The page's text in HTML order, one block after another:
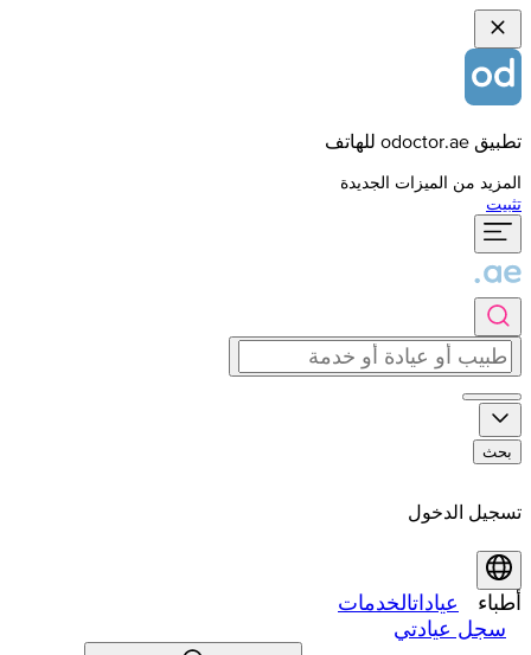
تطبيق odoctor.ae للهاتف
المزيد من الميزات الجديدة
تثبيت
بحث
تسجيل الدخول
أطباء عياداتالخدمات
سجل عيادتي